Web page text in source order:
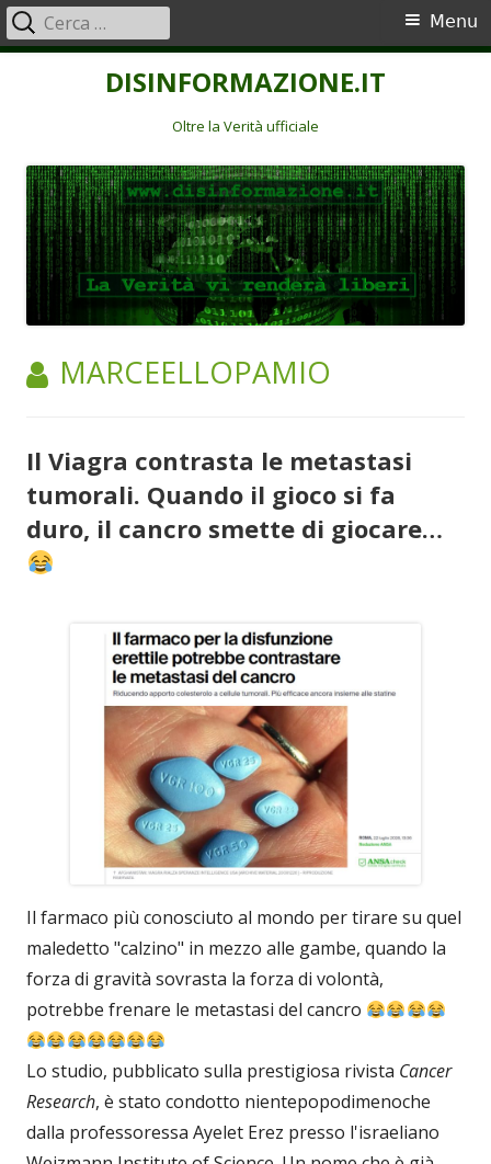
DISINFORMAZIONE.IT
Oltre la Verità ufficiale
Menu
principale
Menu
Ricerca
per:
AUTORE:
MARCEELLOPAMIO
Il Viagra contrasta le metastasi
tumorali. Quando il gioco si fa
duro, il cancro smette di giocare…
Il farmaco più conosciuto al mondo per tirare su quel
maledetto "calzino" in mezzo alle gambe, quando la
forza di gravità sovrasta la forza di volontà,
potrebbe frenare le metastasi del cancro
Lo studio, pubblicato sulla prestigiosa rivista Cancer
Research, è stato condotto nientepopodimenoche
dalla professoressa Ayelet Erez presso l'israeliano